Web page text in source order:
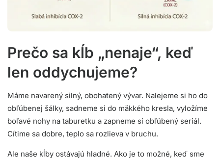
Prečo sa kĺb „nenaje“, keď
len oddychujeme?
Máme navarený silný, obohatený vývar. Nalejeme si ho do
obľúbenej šálky, sadneme si do mäkkého kresla, vyložíme
boľavé nohy na taburetku a zapneme si obľúbený seriál.
Cítime sa dobre, teplo sa rozlieva v bruchu.
Ale naše kĺby ostávajú hladné. Ako je to možné, keď sme